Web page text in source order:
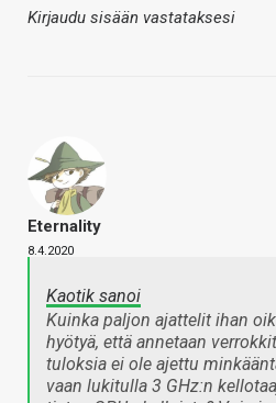
Kirjaudu sisään vastataksesi
Eternality
8.4.2020
Kaotik sanoi
Kuinka paljon ajattelit ihan
hyötyä, että annetaan
tuloksia ei ole ajettu
vaan lukitulla 3 GHz:n